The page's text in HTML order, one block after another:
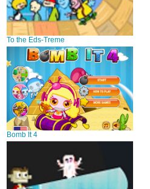
To the Eds-Treme
Bomb It 4